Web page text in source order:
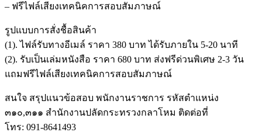
– ฟรีไฟล์เสียงเทคนิคการสอบสัมภาษณ์
รูปแบบการสั่งชื้อสินค้า
(1). ไฟล์รับทางอีเมล์ ราคา 380 บาท ได้รับภายใน 5-20 นาที
(2). รับเป็นเล่มหนังสือ ราคา 680 บาท ส่งฟรีด่วนพิเศษ 2-3 วัน
แถมฟรีไฟล์เสียงเทคนิคการสอบสัมภาษณ์
สนใจ สรุปแนวข้อสอบ พนักงานราชการ รหัสตำแหน่ง
๓๑๐,๓๑๑ สำนักงานปลัดกระทรวงกลาโหม ติดต่อที่
โทร: 091-8641493